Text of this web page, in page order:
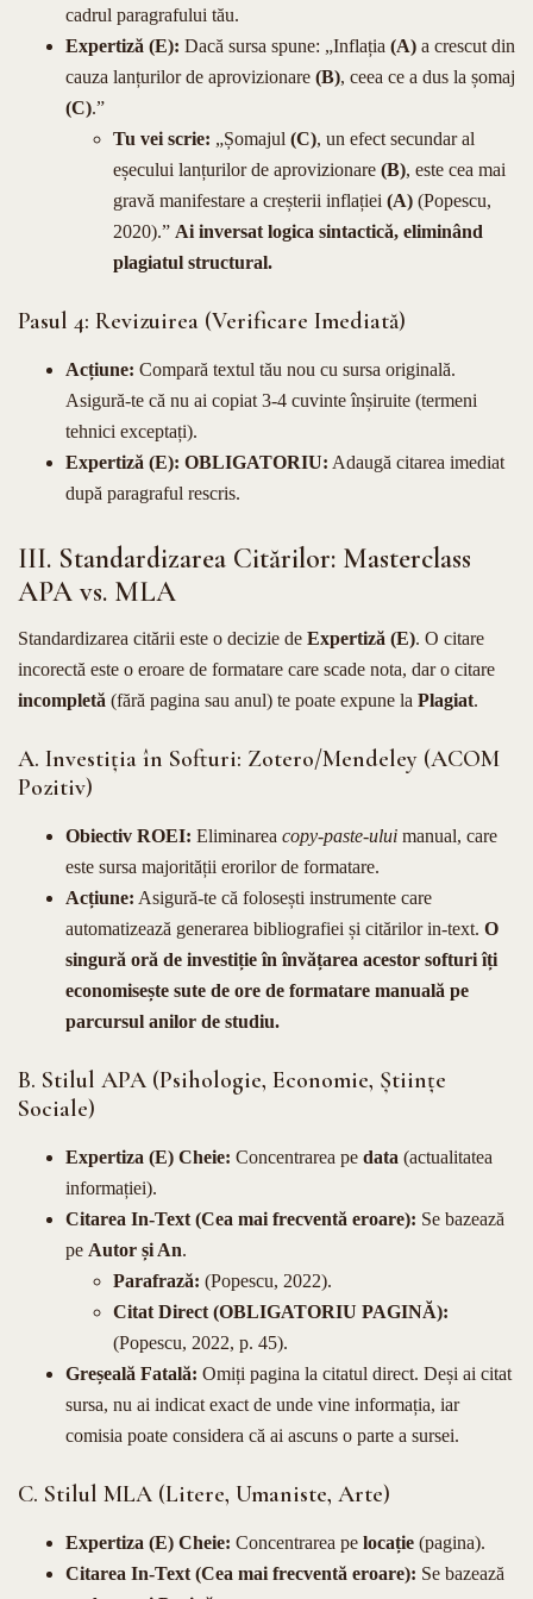
cadrul paragrafului tău.
Expertiză (E): Dacă sursa spune: „Inflația (A) a crescut din
cauza lanțurilor de aprovizionare (B), ceea ce a dus la șomaj
(C).”
Tu vei scrie: „Șomajul (C), un efect secundar al
eșecului lanțurilor de aprovizionare (B), este cea mai
gravă manifestare a creșterii inflației (A) (Popescu,
2020).” Ai inversat logica sintactică, eliminând
plagiatul structural.
Pasul 4: Revizuirea (Verificare Imediată)
Acțiune: Compară textul tău nou cu sursa originală.
Asigură-te că nu ai copiat 3-4 cuvinte înșiruite (termeni
tehnici exceptați).
Expertiză (E): OBLIGATORIU: Adaugă citarea imediat
după paragraful rescris.
III. Standardizarea Citărilor: Masterclass
APA vs. MLA
Standardizarea citării este o decizie de Expertiză (E). O citare
incorectă este o eroare de formatare care scade nota, dar o citare
incompletă (fără pagina sau anul) te poate expune la Plagiat.
A. Investiția în Softuri: Zotero/Mendeley (ACOM
Pozitiv)
Obiectiv ROEI: Eliminarea copy-paste-ului manual, care
este sursa majorității erorilor de formatare.
Acțiune: Asigură-te că folosești instrumente care
automatizează generarea bibliografiei și citărilor in-text. O
singură oră de investiție în învățarea acestor softuri îți
economisește sute de ore de formatare manuală pe
parcursul anilor de studiu.
B. Stilul APA (Psihologie, Economie, Științe
Sociale)
Expertiza (E) Cheie: Concentrarea pe data (actualitatea
informației).
Citarea In-Text (Cea mai frecventă eroare): Se bazează
pe Autor și An.
Parafrază: (Popescu, 2022).
Citat Direct (OBLIGATORIU PAGINĂ):
(Popescu, 2022, p. 45).
Greșeală Fatală: Omiți pagina la citatul direct. Deși ai citat
sursa, nu ai indicat exact de unde vine informația, iar
comisia poate considera că ai ascuns o parte a sursei.
C. Stilul MLA (Litere, Umaniste, Arte)
Expertiza (E) Cheie: Concentrarea pe locație (pagina).
Citarea In-Text (Cea mai frecventă eroare): Se bazează